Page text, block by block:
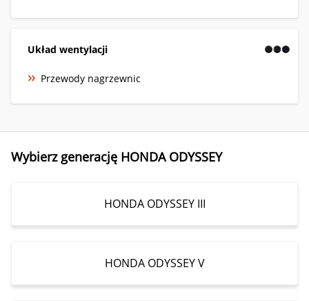
Układ wentylacji
Przewody nagrzewnic
Wybierz generację HONDA ODYSSEY
HONDA ODYSSEY III
HONDA ODYSSEY V